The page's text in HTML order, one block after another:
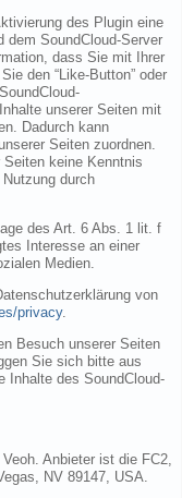
des Plugin eine
dem SoundCloud-Server
dass Sie mit Ihrer
den “Like-Button” oder
unserer Seiten mit
Dadurch kann
Seiten zuordnen.
keine Kenntnis
durch
des Art. 6 Abs. 1 lit. f
Interesse an einer
Medien.
von
privacy.
Besuch unserer Seiten
Sie sich bitte aus
Inhalte des SoundCloud-
Anbieter ist die FC2,
NV 89147, USA.